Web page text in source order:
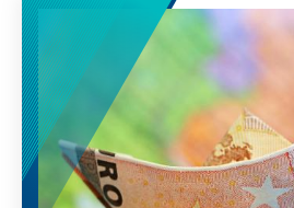
Neuinfektionen tendieren
Aktuelle Beschränkungen
Mai schrittweise
und Kindergärten sollen ab
wieder voll ihren Betrieb
Versammlungen sind dann
50 Personen möglich.